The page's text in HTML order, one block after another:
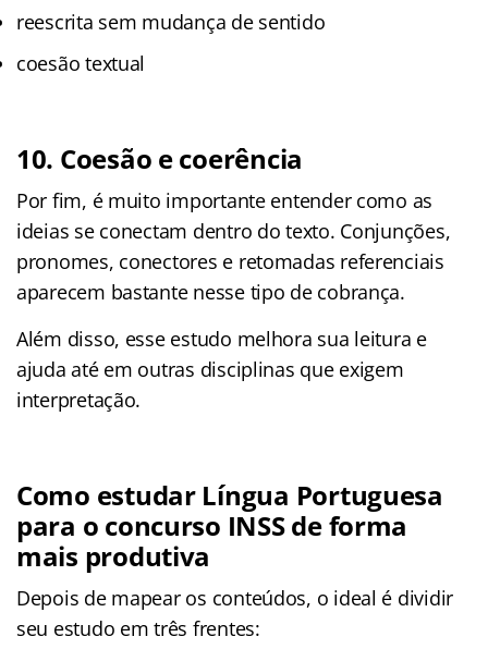
reescrita sem mudança de sentido
coesão textual
10. Coesão e coerência
Por fim, é muito importante entender como as
ideias se conectam dentro do texto. Conjunções,
pronomes, conectores e retomadas referenciais
aparecem bastante nesse tipo de cobrança.
Além disso, esse estudo melhora sua leitura e
ajuda até em outras disciplinas que exigem
interpretação.
Como estudar Língua Portuguesa
para o concurso INSS de forma
mais produtiva
Depois de mapear os conteúdos, o ideal é dividir
seu estudo em três frentes: